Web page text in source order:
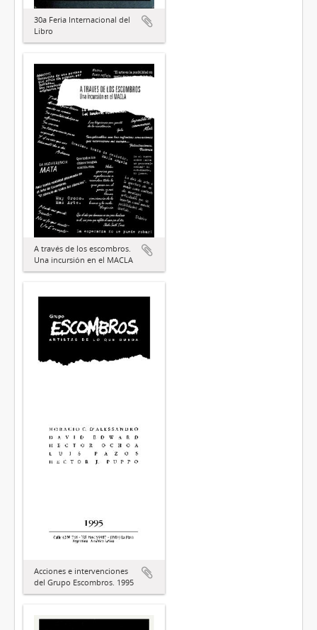
30a Feria Internacional del
Libro
A través de los escombros.
Una incursión en el MACLA
Acciones e intervenciones
del Grupo Escombros. 1995